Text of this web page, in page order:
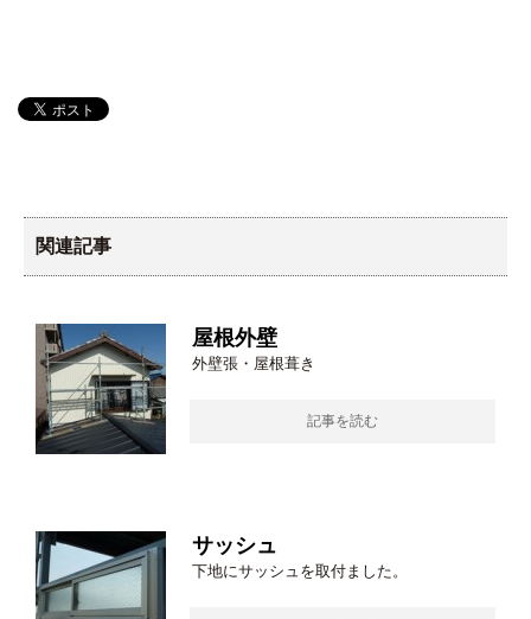
関連記事
屋根外壁
外壁張・屋根葺き
記事を読む
サッシュ
下地にサッシュを取付ました。